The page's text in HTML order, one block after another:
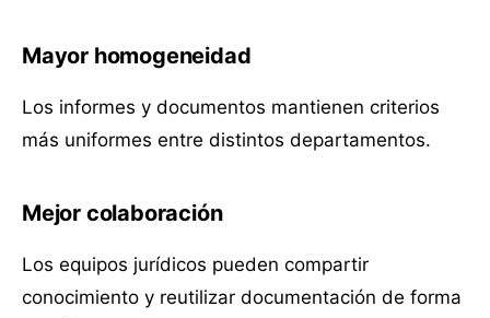
Mayor homogeneidad
Los informes y documentos mantienen criterios
más uniformes entre distintos departamentos.
Mejor colaboración
Los equipos jurídicos pueden compartir
conocimiento y reutilizar documentación de forma